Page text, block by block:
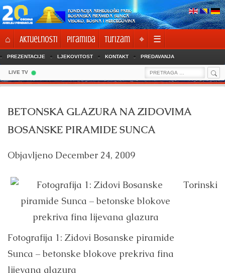
Skip
to
content
FONDACIJA ARHEOLOŠKI PARK:
BOSANSKA PIRAMIDA SUNCA
VISOKO, BOSNA I HERCEGOVINA
⌂ Aktuelnosti Piramida Turizam ⌖ ☰
PREZENTACIJE LJEKOVITOST KONTAKT PREDAVANJA
LIVE TV
Search
for:
BETONSKA GLAZURA NA ZIDOVIMA
BOSANSKE PIRAMIDE SUNCA
Objavljeno December 24, 2009
Fotografija 1: Zidovi Bosanske piramide
Sunca – betonske blokove prekriva fina
lijevana glazura
Torinski